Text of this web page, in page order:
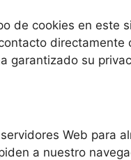
de cookies en
garantizado su
Web para
a nuestro